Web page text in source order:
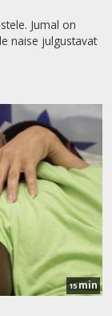
Jumal on
naise julgustavat
15min